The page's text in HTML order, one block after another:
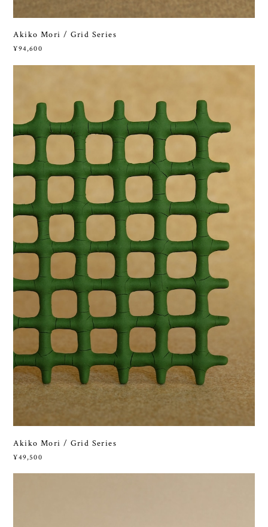
Akiko Mori / Grid Series
¥94,600
Akiko Mori / Grid Series
¥49,500